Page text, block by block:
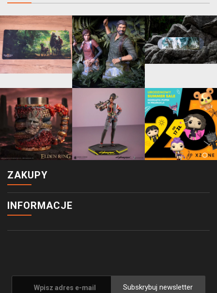
ZAKUPY
INFORMACJE
Subskrybuj newsletter